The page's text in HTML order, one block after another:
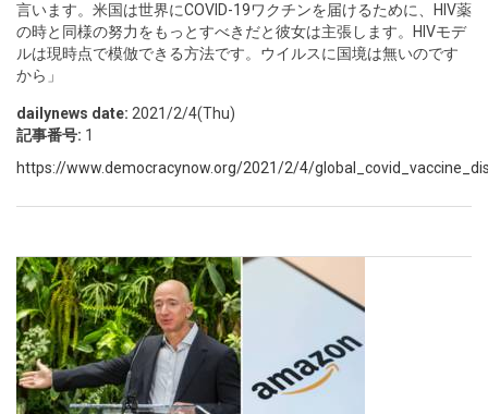
言います。米国は世界にCOVID-19ワクチンを届けるために、HIV薬
の時と同様の努力をもっとすべきだと彼女は主張します。HIVモデ
ルは現時点で模倣できる方法です。ウイルスに国境は無いのです
から」
dailynews date: 2021/2/4(Thu)
記事番号: 1
https://www.democracynow.org/2021/2/4/